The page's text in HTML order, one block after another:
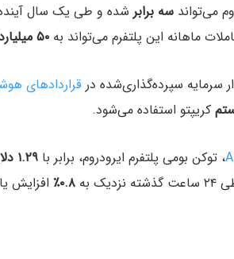
سه برابر شده و طی یک سال
ماهانه این پلتفرم می‌تواند به ۵۰ میلیارد دلار
سرمایه سپرده‌گذاری‌شده در قراردادهای
کریپتو استفاده می‌شود.
، توکن بومی پلتفرم ایرودروم، برابر با ۱.۲۹ دلار
به ۰.۸٪ افزایش